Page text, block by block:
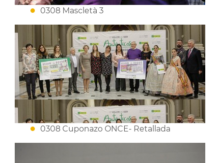
0308 Mascletà 3
0308 Cuponazo ONCE- Retallada